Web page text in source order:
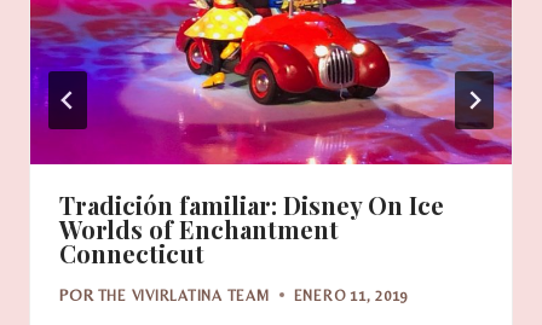
Tradición familiar: Disney On Ice
Worlds of Enchantment
Connecticut
POR THE VIVIRLATINA TEAM ENERO 11, 2019